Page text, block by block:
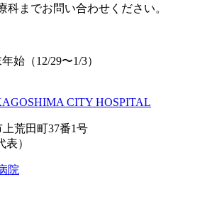
科までお問い合わせください。
始 （12/29〜1/3）
上荒田町37番1号
表）
院